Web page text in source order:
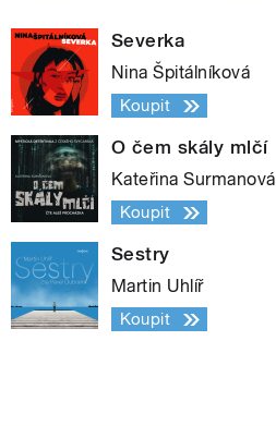
Severka
Nina Špitálníková
Koupit
O čem skály mlčí
Kateřina Surmanová
Koupit
Sestry
Martin Uhlíř
Koupit